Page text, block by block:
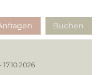
Buchen
- 17.10.2026